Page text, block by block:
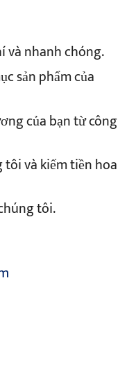
và nhanh chóng.
sản phẩm của
của bạn từ công
và kiếm tiền hoa
tôi.